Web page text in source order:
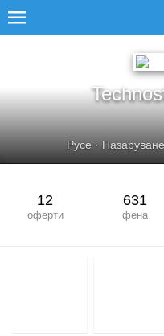
Русе · Пазаруване
12
оферти
631
фена